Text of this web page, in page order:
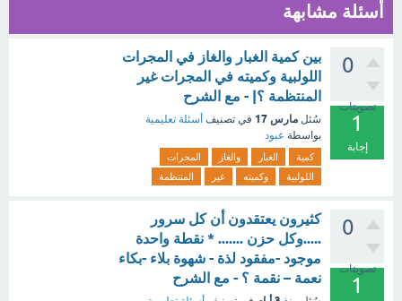
أسئلة مشابهة
0
تصويتات
1
إجابة
بين كمية الغبار والغاز في المجرات
اللولبية وكميته في المجرات غير
المنتظمة ؟| - مع الشرح
سُئل مارس 17 في تصنيف أسئلة تعليمية
بواسطة عبود
كمية الغبار والغاز
المجرات
اللولبية
وكميته غير المنتظمة
0
تصويتات
1
كثيرون يعتقدون أن كل سرور
.....وكل حزن ....... * نقطة واحدة
موجود -مفقود لذة - شهوة بلاء -بكاء
نعمة – نقمة ؟ - مع الشرح